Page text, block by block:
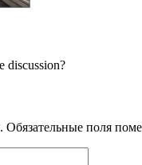
discussion?
Обязательные поля